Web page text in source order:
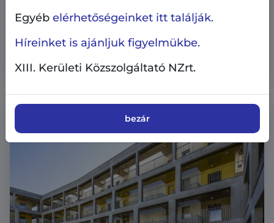
Megtekinthetők a nyári
lakáspályázatokon meghirdetett lakások
2026.07.6.
Egyéb elérhetőségeinket itt találják.
Híreinket is ajánljuk figyelmükbe.
XIII. Kerületi Közszolgáltató NZrt.
bezár